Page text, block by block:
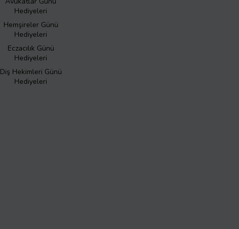
Hediyeleri
Hemşireler Günü
Hediyeleri
Eczacılık Günü
Hediyeleri
Diş Hekimleri Günü
Hediyeleri